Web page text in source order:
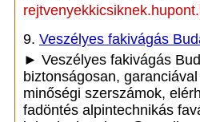
9. Veszélyes fakivágás
► Veszélyes fakivágás
biztonságosan,
minőségi szerszámok,
fadöntés alpintechnikás